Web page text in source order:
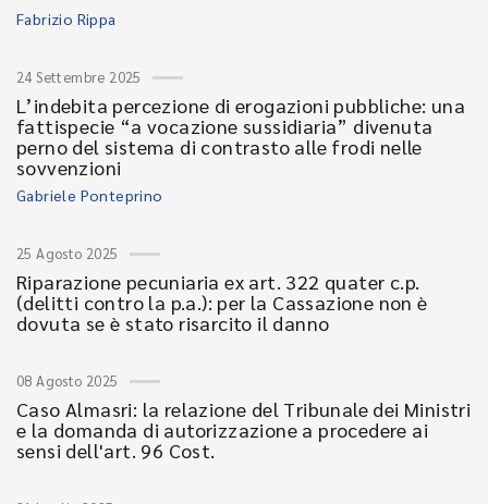
Fabrizio Rippa
24 Settembre 2025
L’indebita percezione di erogazioni pubbliche: una
fattispecie “a vocazione sussidiaria” divenuta
perno del sistema di contrasto alle frodi nelle
sovvenzioni
Gabriele Ponteprino
25 Agosto 2025
Riparazione pecuniaria ex art. 322 quater c.p.
(delitti contro la p.a.): per la Cassazione non è
dovuta se è stato risarcito il danno
08 Agosto 2025
Caso Almasri: la relazione del Tribunale dei Ministri
e la domanda di autorizzazione a procedere ai
sensi dell'art. 96 Cost.